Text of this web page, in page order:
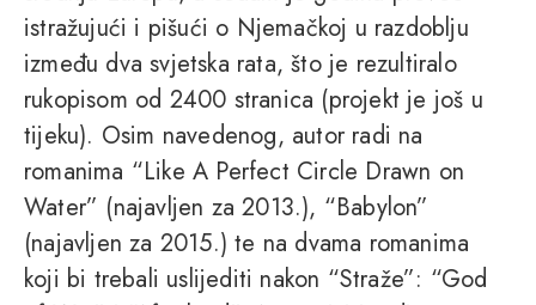
istražujući i pišući o Njemačkoj u razdoblju
između dva svjetska rata, što je rezultiralo
rukopisom od 2400 stranica (projekt je još u
tijeku). Osim navedenog, autor radi na
romanima “Like A Perfect Circle Drawn on
Water” (najavljen za 2013.), “Babylon”
(najavljen za 2015.) te na dvama romanima
koji bi trebali uslijediti nakon “Straže”: “God